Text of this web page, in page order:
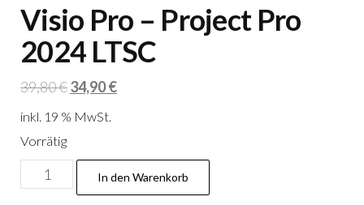
Visio Pro – Project Pro
2024 LTSC
39,80€Ursprünglicher
Preis
34,90€Aktueller
inkl. 19 % MwSt.
Vorrätig
Visio
Pro
In den Warenkorb